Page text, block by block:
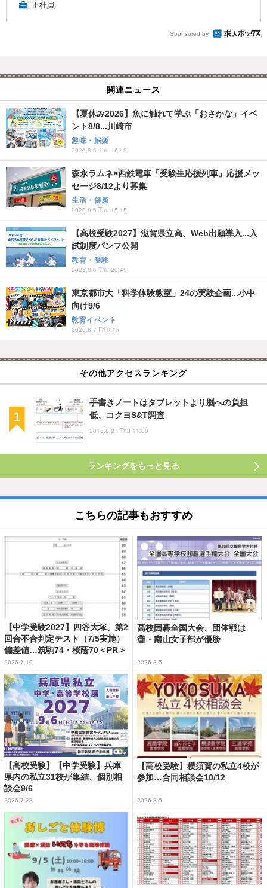
正社員
Sponsored by
関連ニュース
【夏休み2026】魚に触れて学ぶ「おさかな」イベ
ント8/8...川崎市
趣味・娯楽
2026.8.6 Thu 16:45
森永ラムネ×西鉄電車「受験生応援列車」応援メッ
セージ8/12より募集
生活・健康
2026.8.6 Thu 15:15
【高校受験2027】滋賀県立高、Web出願導入...入
試制度パンフ公開
教育・受験
2026.8.6 Thu 20:45
東京都市大「科学体験教室」24の実験企画...小中
向け9/6
教育イベント
2026.8.7 Fri 0:15
その他アクセスランキング
手書きノートはタブレットより脳への負担
低、コクヨS&T調査
2015.8.27 Thu 11:00
ランキングをもっと見る
こちらの記事もおすすめ
【中学受験2027】四谷大塚、第2
回合不合判定テスト（7/5実施）
偏差値…筑駒74・桜蔭70＜PR＞
2026.7.10
高校囲碁全国大会、団体戦は
灘・南山女子部が優勝
2026.8.5
【高校受験】【中学受験】兵庫
県内の私立31校が集結、個別相
談会9/6
2026.7.28
【高校受験】横須賀の私立4校が
参加…合同相談会10/12
2026.8.5